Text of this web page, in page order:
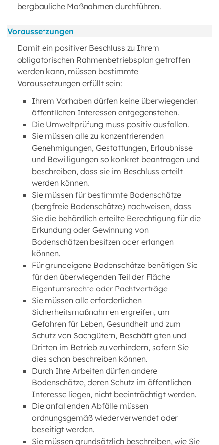
bergbauliche Maßnahmen durchführen.
Voraussetzungen
Damit ein positiver Beschluss zu Ihrem
obligatorischen Rahmenbetriebsplan getroffen
werden kann, müssen bestimmte
Voraussetzungen erfüllt sein:
Ihrem Vorhaben dürfen keine überwiegenden
öffentlichen Interessen entgegenstehen.
Die Umweltprüfung muss positiv ausfallen.
Sie müssen alle zu konzentrierenden
Genehmigungen, Gestattungen, Erlaubnisse
und Bewilligungen so konkret beantragen und
beschreiben, dass sie im Beschluss erteilt
werden können.
Sie müssen für bestimmte Bodenschätze
(bergfreie Bodenschätze) nachweisen, dass
Sie die behördlich erteilte Berechtigung für die
Erkundung oder Gewinnung von
Bodenschätzen besitzen oder erlangen
können.
Für grundeigene Bodenschätze benötigen Sie
für den überwiegenden Teil der Fläche
Eigentumsrechte oder Pachtverträge
Sie müssen alle erforderlichen
Sicherheitsmaßnahmen ergreifen, um
Gefahren für Leben, Gesundheit und zum
Schutz von Sachgütern, Beschäftigten und
Dritten im Betrieb zu verhindern, sofern Sie
dies schon beschreiben können.
Durch Ihre Arbeiten dürfen andere
Bodenschätze, deren Schutz im öffentlichen
Interesse liegen, nicht beeinträchtigt werden.
Die anfallenden Abfälle müssen
ordnungsgemäß wiederverwendet oder
beseitigt werden.
Sie müssen grundsätzlich beschreiben, wie Sie